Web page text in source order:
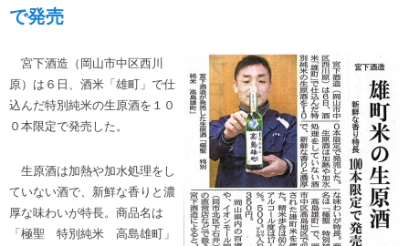
で発売
宮下酒造（岡山市中区西川
原）は６日、酒米「雄町」で仕
込んだ特別純米の生原酒を１０
０本限定で発売した。
生原酒は加熱や加水処理をし
ていない酒で、新鮮な香りと濃
厚な味わいが特長。商品名は
「極聖 特別純米 高島雄町」